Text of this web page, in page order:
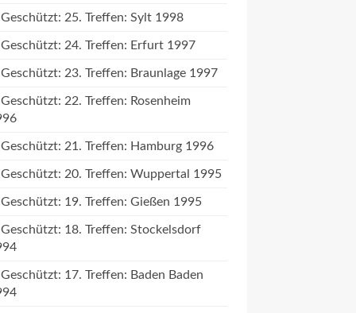
Geschützt: 25. Treffen: Sylt 1998
Geschützt: 24. Treffen: Erfurt 1997
Geschützt: 23. Treffen: Braunlage 1997
Geschützt: 22. Treffen: Rosenheim
Geschützt: 21. Treffen: Hamburg 1996
Geschützt: 20. Treffen: Wuppertal 1995
Geschützt: 19. Treffen: Gießen 1995
Geschützt: 18. Treffen: Stockelsdorf
Geschützt: 17. Treffen: Baden Baden